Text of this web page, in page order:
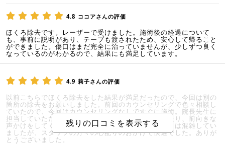
4.8 ココアさんの評価
ほくろ除去です。レーザーで受けました。施術後の経過について
も、事前に説明があり、テープも渡されたため、安心して帰ること
ができました。傷口はまだ完全に治っていませんが、少しずつ良く
なっているのがわかるので、結果にも満足しています。
4.9 莉子さんの評価
以前こちらでほくろ除去をした結果が満足だったので、今回は別の
箇所の除去をお願いしました。前回のカウンセリングで色々相談し
ていたので、今回はカウンセリングなしですぐに施術。院長先生に
担当していただき、とったほくろを見せてくださったり、前向きな
声かけをしてくださって嬉しかったです。クリニックは混雑してい
ましたが、スタッフの方々の心配りのおかげで快適でした。ありが
とうございました。